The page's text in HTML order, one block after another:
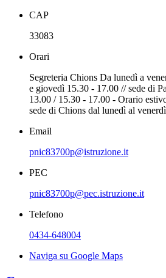
CAP
33083
Orari
Segreteria Chions Da lunedì a
e giovedì 15.30 - 17.00 // sede di
13.00 / 15.30 - 17.00 - Orario
sede di Chions dal lunedì al
Email
pnic83700p@istruzione.it
PEC
pnic83700p@pec.istruzione.it
Telefono
0434-648004
Naviga su Google Maps